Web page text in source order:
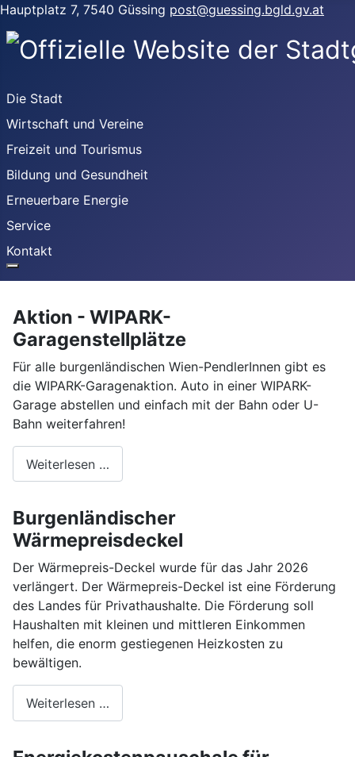
Hauptplatz 7, 7540 Güssing post@guessing.bgld.gv.at
Die Stadt
Wirtschaft und Vereine
Freizeit und Tourismus
Bildung und Gesundheit
Erneuerbare Energie
Service
Kontakt
Aktion - WIPARK-
Garagenstellplätze
Für alle burgenländischen Wien-PendlerInnen gibt es
die WIPARK-Garagenaktion. Auto in einer WIPARK-
Garage abstellen und einfach mit der Bahn oder U-
Bahn weiterfahren!
Weiterlesen …
Burgenländischer
Wärmepreisdeckel
Der Wärmepreis-Deckel wurde für das Jahr 2026
verlängert. Der Wärmepreis-Deckel ist eine Förderung
des Landes für Privathaushalte. Die Förderung soll
Haushalten mit kleinen und mittleren Einkommen
helfen, die enorm gestiegenen Heizkosten zu
bewältigen.
Weiterlesen …